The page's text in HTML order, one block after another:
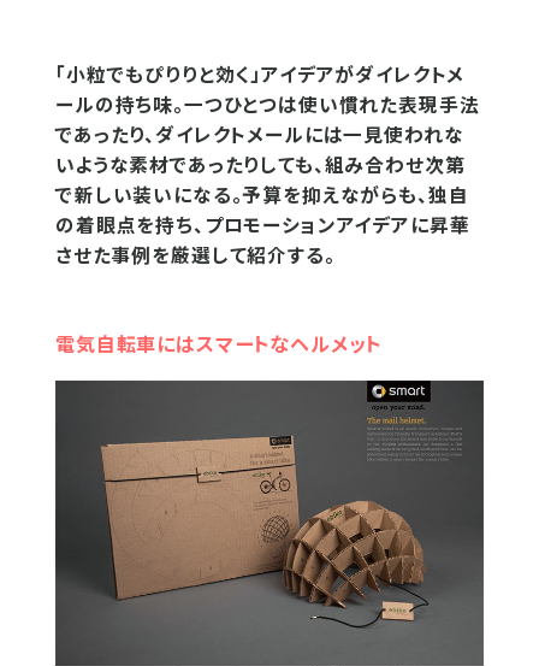
「小粒でもぴりりと効く」アイデアがダイレクトメ
ールの持ち味。一つひとつは使い慣れた表現手法
であったり、ダイレクトメールには一見使われな
いような素材であったりしても、組み合わせ次第
で新しい装いになる。予算を抑えながらも、独自
の着眼点を持ち、プロモーションアイデアに昇華
させた事例を厳選して紹介する。
電気自転車にはスマートなヘルメット